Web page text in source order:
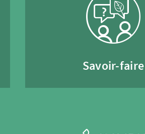
Savoir-faire